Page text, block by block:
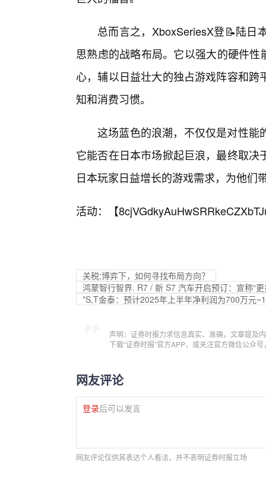
总而言之，XboxSeriesX登📝陆日
思熟虑的战略布局。它以强大的硬件
心，辅以日益壮大的独占游戏阵容和
知和消费习惯。
这场蓝色的浪潮，不仅仅是对性能
它能否在日本市场掀起巨浪，最终取
日本玩家日益增长的游戏需求，为他们
活动：【
关税;博弈下，如何寻找布局方向？
鸿蒙智行智界. R7 / 新 S7 汽车开启预订：宣称“
*S,T金泰：预计2025年上半年净利润为700万元
声明：证券时报力求信息真实、准确，文章提及
下载“证券时报”官方APP，或关注官方微信公众
网友评论
登录后可以发言
网友评论仅供其表达个人看法，并不表明证券时报立场